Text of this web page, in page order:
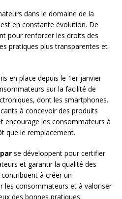
dans le domaine de la
en constante évolution. De
pour renforcer les droits des
pratiques plus transparentes et
en place depuis le 1er janvier
sur la facilité de
dont les smartphones.
à concevoir des produits
encourage les consommateurs à
que le remplacement.
se développent pour certifier
et garantir la qualité des
à créer un
les consommateurs et à valoriser
des bonnes pratiques.